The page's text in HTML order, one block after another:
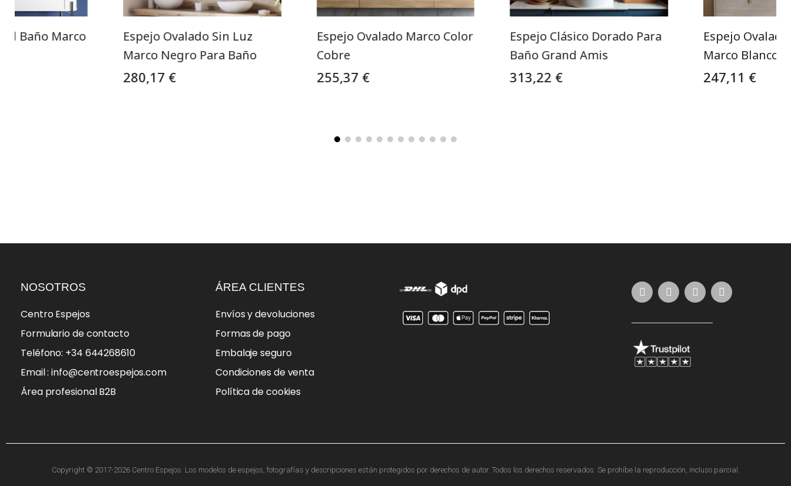
Baño Marco
Espejo Ovalado Sin Luz
Marco Negro Para Baño
280,17 €
Espejo Ovalado Marco Color
Cobre
255,37 €
Espejo Clásico Dorado Para
Baño Grand Amis
313,22 €
Espejo
Marco Blanco
247,11 €
NOSOTROS
Centro Espejos
Formulario de contacto
Teléfono: +34 644268610
Email : info@centroespejos.com
Área profesional B2B
ÁREA CLIENTES
Envíos y devoluciones
Formas de pago
Embalaje seguro
Condiciones de venta
Política de cookies
Copyright © 2017-2026 Centro Espejos. Los modelos de espejos, fotografías y descripciones están protegidos por derechos de autor. Todos los derechos reservados. Se prohíbe la reproducción, incluso parcial.